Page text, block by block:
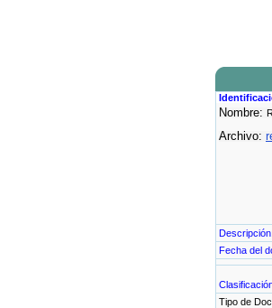
Nombre:
Archivo:
Descripción:
Fecha del
Tipo de